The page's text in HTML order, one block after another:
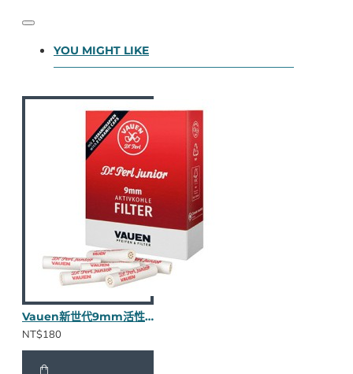
YOU MIGHT LIKE
Vauen新世代9mm活性碳濾心40入
NT$180